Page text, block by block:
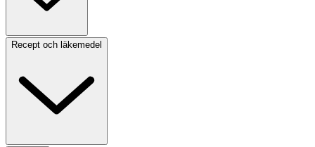
Recept och läkemedel